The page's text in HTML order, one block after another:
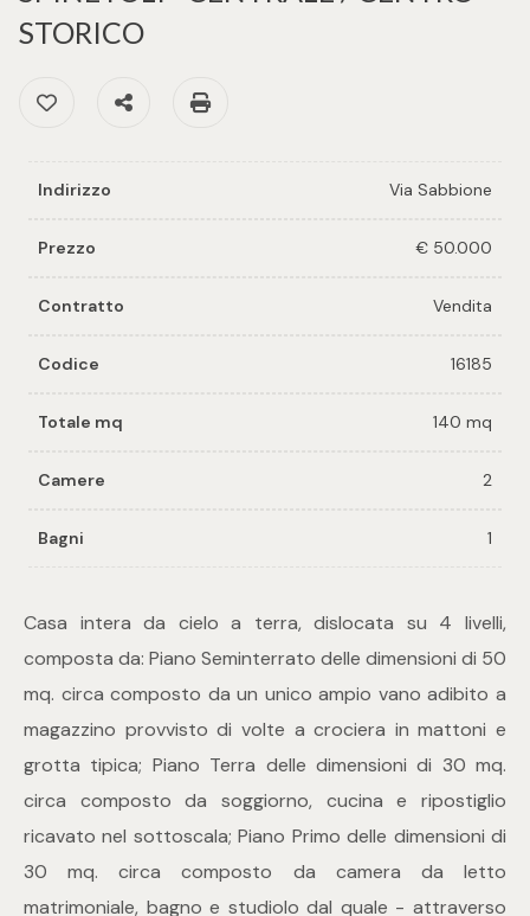
STORICO
Preferiti: Cod. 16185
Condividi
Indirizzo Via Sabbione
Prezzo € 50.000
Contratto Vendita
Codice 16185
Totale mq 140 mq
Camere 2
Bagni 1
Casa intera da cielo a terra, dislocata su 4 livelli,
composta da: Piano Seminterrato delle dimensioni di 50
mq. circa composto da un unico ampio vano adibito a
magazzino provvisto di volte a crociera in mattoni e
grotta tipica; Piano Terra delle dimensioni di 30 mq.
circa composto da soggiorno, cucina e ripostiglio
ricavato nel sottoscala; Piano Primo delle dimensioni di
30 mq. circa composto da camera da letto
matrimoniale, bagno e studiolo dal quale - attraverso
per voi
Richiedi
un
vendi il
immobile
Contattaci
-
Industriali
Terreni